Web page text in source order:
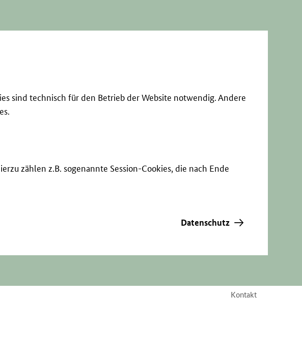
sind technisch für den Betrieb der Website notwendig. Andere
zählen z.B. sogenannte Session-Cookies, die nach Ende
Datenschutz
Kontakt